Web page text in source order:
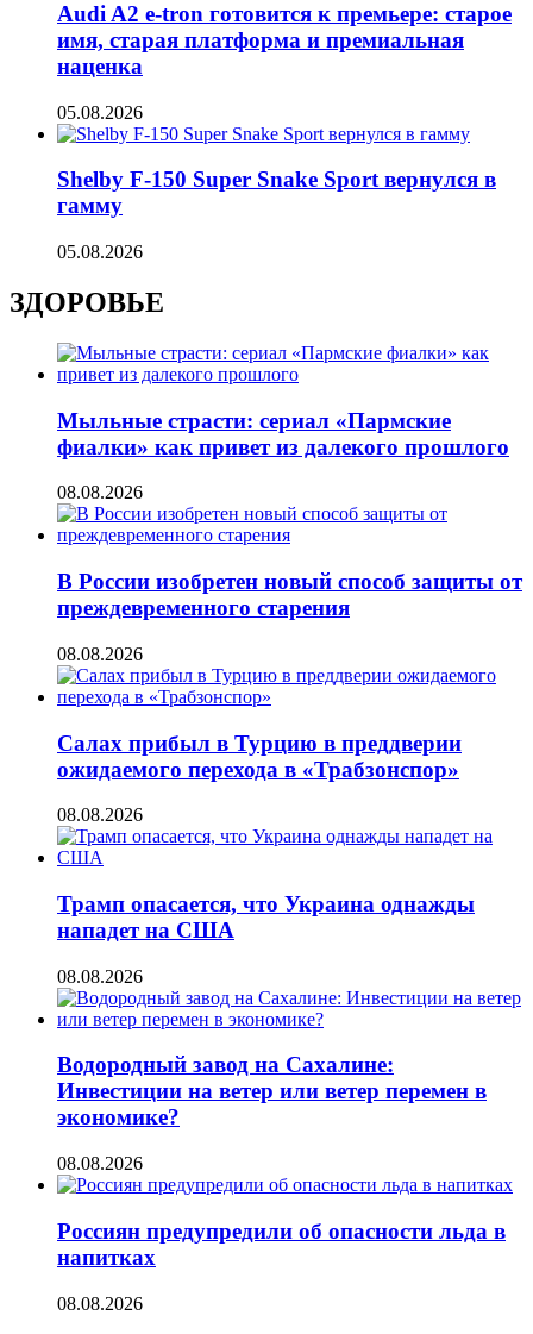
Audi A2 e-tron готовится к премьере: старое
имя, старая платформа и премиальная
наценка
05.08.2026
Shelby F-150 Super Snake Sport вернулся в
гамму
05.08.2026
ЗДОРОВЬЕ
Мыльные страсти: сериал «Пармские
фиалки» как привет из далекого прошлого
08.08.2026
В России изобретен новый способ защиты от
преждевременного старения
08.08.2026
Салах прибыл в Турцию в преддверии
ожидаемого перехода в «Трабзонспор»
08.08.2026
Трамп опасается, что Украина однажды
нападет на США
08.08.2026
Водородный завод на Сахалине:
Инвестиции на ветер или ветер перемен в
экономике?
08.08.2026
Россиян предупредили об опасности льда в
напитках
08.08.2026